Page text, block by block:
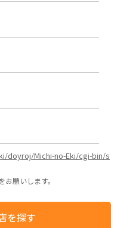
doyroj/Michi-no-Eki/cgi-bin/s
お願いします。
を探す